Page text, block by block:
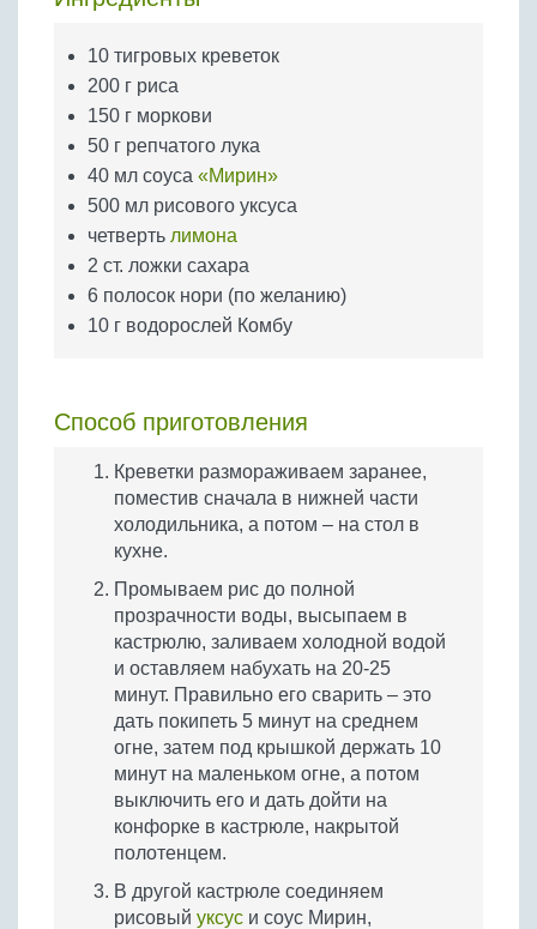
Бобовые
Яйца
Крупы
10 тигровых креветок
200 г риса
150 г моркови
50 г репчатого лука
40 мл соуса «Мирин»
500 мл рисового уксуса
четверть лимона
2 ст. ложки сахара
6 полосок нори (по желанию)
10 г водорослей Комбу
Способ приготовления
Креветки размораживаем заранее,
поместив сначала в нижней части
холодильника, а потом – на стол в
кухне.
Промываем рис до полной
прозрачности воды, высыпаем в
кастрюлю, заливаем холодной водой
и оставляем набухать на 20-25
минут. Правильно его сварить – это
дать покипеть 5 минут на среднем
огне, затем под крышкой держать 10
минут на маленьком огне, а потом
выключить его и дать дойти на
конфорке в кастрюле, накрытой
полотенцем.
В другой кастрюле соединяем
рисовый уксус и соус Мирин,